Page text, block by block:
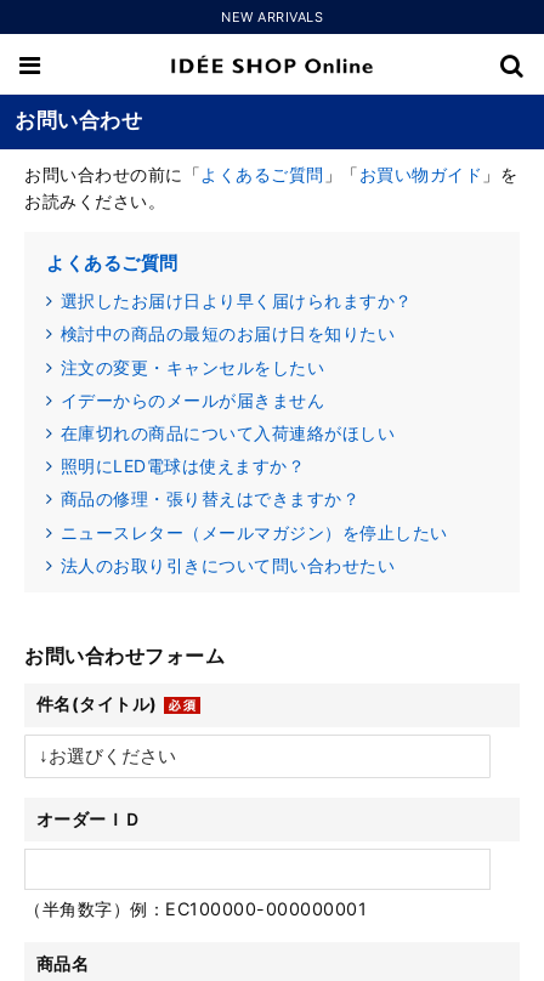
NEW ARRIVALS
お問い合わせ
お問い合わせの前に「よくあるご質問 」「お買い物ガイド 」を
お読みください。
よくあるご質問
選択したお届け日より早く届けられますか？
検討中の商品の最短のお届け日を知りたい
注文の変更・キャンセルをしたい
イデーからのメールが届きません
在庫切れの商品について入荷連絡がほしい
照明にLED電球は使えますか？
商品の修理・張り替えはできますか？
ニュースレター（メールマガジン）を停止したい
法人のお取り引きについて問い合わせたい
お問い合わせフォーム
件名(タイトル)
オーダーＩＤ
（半角数字）例：EC100000-000000001
商品名